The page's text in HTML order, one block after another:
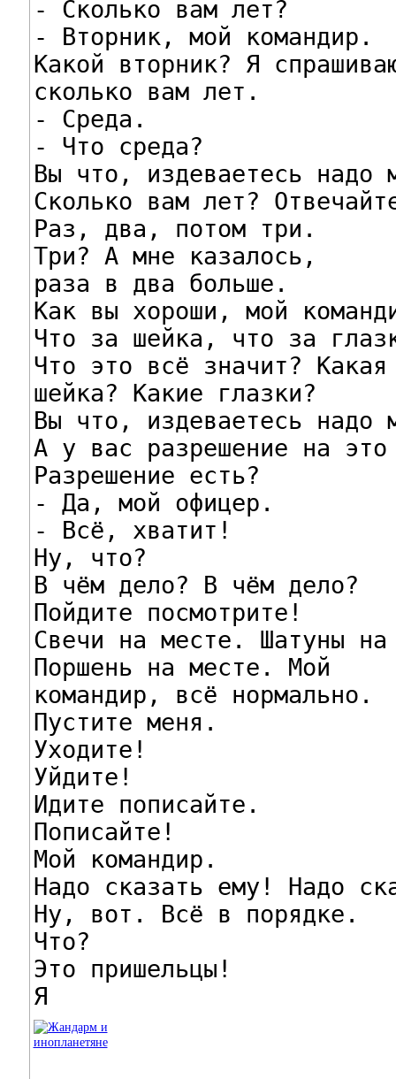
- Сколько вам лет?
- Вторник, мой командир.
Какой вторник? Я
сколько вам лет.
- Среда.
- Что среда?
Вы что, издеваетесь надо
Сколько вам лет?
Раз, два, потом три.
Три? А мне казалось,
раза в два больше.
Как вы хороши, мой
Что за шейка, что за
Что это всё значит? Какая
шейка? Какие глазки?
Вы что, издеваетесь надо
А у вас разрешение на это
Разрешение есть?
- Да, мой офицер.
- Всё, хватит!
Ну, что?
В чём дело? В чём дело?
Пойдите посмотрите!
Свечи на месте. Шатуны
Поршень на месте. Мой
командир, всё нормально.
Пустите меня.
Уходите!
Уйдите!
Идите пописайте.
Пописайте!
Мой командир.
Надо сказать ему! Надо
Ну, вот. Всё в порядке.
Что?
Это пришельцы!
Я